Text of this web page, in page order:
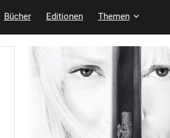
Bücher Editionen Themen